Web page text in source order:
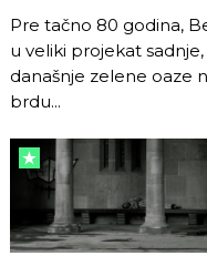
Pre tačno 80 godina,
u veliki projekat
današnje zelene oaze
brdu...